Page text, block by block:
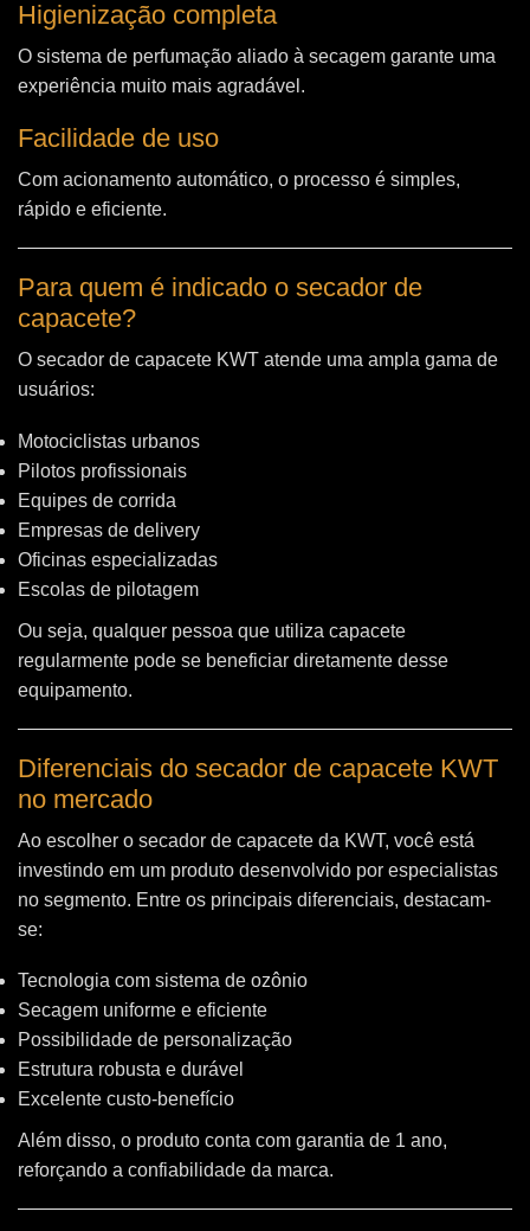
Higienização completa
O sistema de perfumação aliado à secagem garante uma
experiência muito mais agradável.
Facilidade de uso
Com acionamento automático, o processo é simples,
rápido e eficiente.
Para quem é indicado o secador de
capacete?
O secador de capacete KWT atende uma ampla gama de
usuários:
Motociclistas urbanos
Pilotos profissionais
Equipes de corrida
Empresas de delivery
Oficinas especializadas
Escolas de pilotagem
Ou seja, qualquer pessoa que utiliza capacete
regularmente pode se beneficiar diretamente desse
equipamento.
Diferenciais do secador de capacete KWT
no mercado
Ao escolher o secador de capacete da KWT, você está
investindo em um produto desenvolvido por especialistas
no segmento. Entre os principais diferenciais, destacam-
se:
Tecnologia com sistema de ozônio
Secagem uniforme e eficiente
Possibilidade de personalização
Estrutura robusta e durável
Excelente custo-benefício
Além disso, o produto conta com garantia de 1 ano,
reforçando a confiabilidade da marca.